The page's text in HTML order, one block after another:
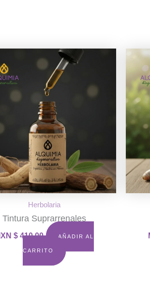
Herbolaria
Tintura Suprarrenales
$ 410.00 AÑADIR AL
CARRITO